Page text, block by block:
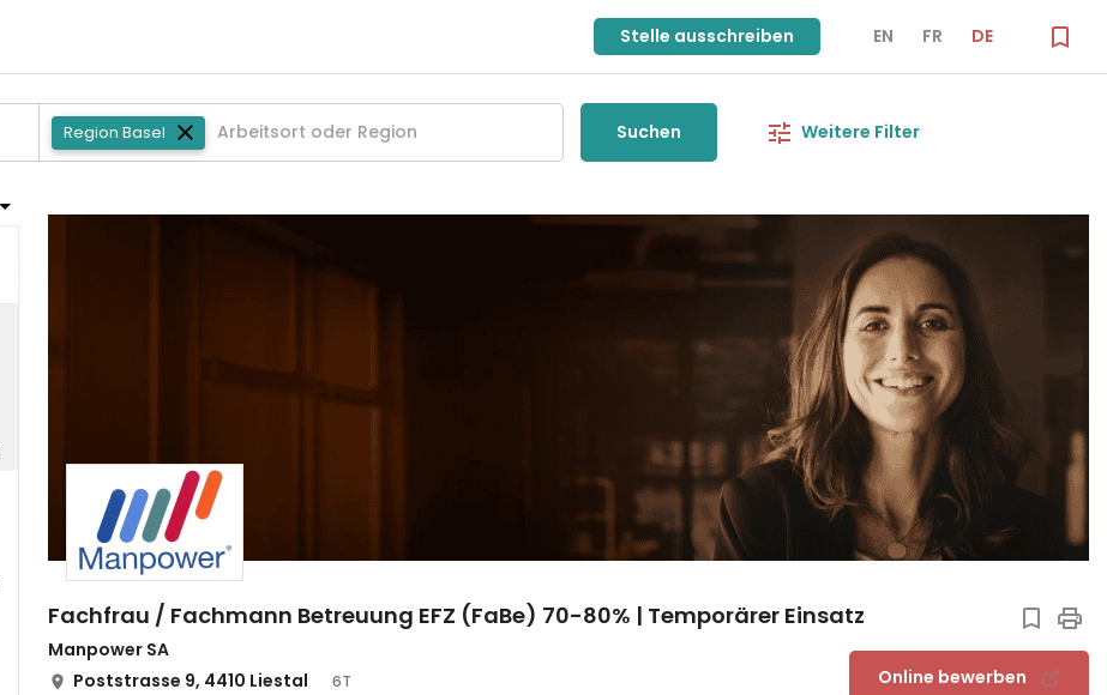
Stelle ausschreiben EN FR DE
Region Basel Suchen Weitere Filter
Fachfrau / Fachmann Betreuung EFZ (FaBe) 70-80% | Temporärer Einsatz
Manpower SA
Poststrasse 9, 4410 Liestal
6T Online bewerben